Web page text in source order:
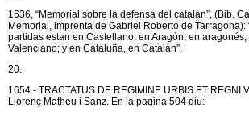
1636, “Memorial sobre la defensa del catalán”, (Bib.
Memorial, imprenta de Gabriel Roberto de Tarragona):
partidas estan en Castellano; en Aragón, en aragonés;
Valenciano; y en Cataluña, en Catalán”.
20.
1654.- TRACTATUS DE REGIMINE URBIS ET REGNI
Llorenç Matheu i Sanz. En la pagina 504 diu: